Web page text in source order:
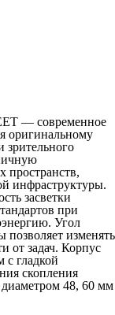
— современное
оригинальному
зрительного
пространств,
инфраструктуры.
засветки
при
Угол
позволяет изменять
от задач. Корпус
с гладкой
скопления
диаметром 48, 60 мм